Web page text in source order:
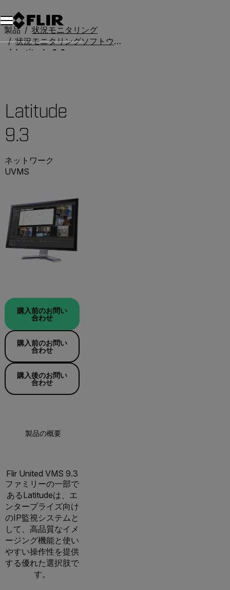
製品
状況モニタリング
状況モニタリングソフトウェア
Latitude 9.3
Latitude
9.3
ネットワーク
UVMS
購入前のお問い
合わせ
購入前のお問い
合わせ
購入後のお問い
合わせ
製品の概要
Flir United VMS 9.3
ファミリーの一部で
あるLatitudeは、エ
ンタープライズ向け
のIP監視システムと
して、高品質なイメ
ージング機能と使い
やすい操作性を提供
する優れた選択肢で
す。